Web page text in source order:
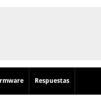
Respuestas